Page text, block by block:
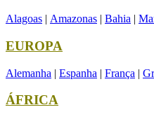
Alagoas | Amazonas | Bahia |
EUROPA
Alemanha | Espanha | França |
ÁFRICA